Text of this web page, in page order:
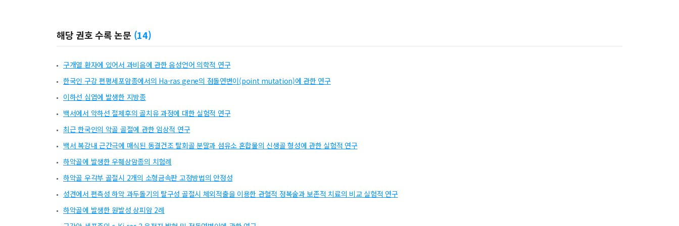
해당 권호 수록 논문 (14)
구개열 환자에 있어서 과비음에 관한 음성언어 의학적 연구
한국인 구강 편평세포암종에서의 Ha-ras gene의 점돌연변이(point mutation)에 관한 연구
이하선 심엽에 발생한 지방종
백서에서 악하선 절제후의 골치유 과정에 대한 실험적 연구
최근 한국인의 악골 골절에 관한 임상적 연구
백서 복강내 근간극에 매식된 동결건조 탈회골 분말과 섬유소 혼합물의 신생골 형성에 관한 실험적 연구
하악골에 발생한 우췌상암종의 치험례
하악골 우각부 골절시 2개의 소형금속판 고정방법의 안정성
성견에서 편측성 하악 과두돌기의 탈구성 골절시 체외적출을 이용한 관혈적 정복술과 보존적 치료의 비교 실험적 연구
하악골에 발생한 원발성 상피암 2례